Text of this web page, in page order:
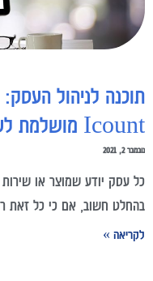
Icount מושלמת לעסקים!
נובמבר 2, 2021
כל עסק יודע שמוצר או
בהחלט חשוב, אם כי כל זאת
לקריאה »